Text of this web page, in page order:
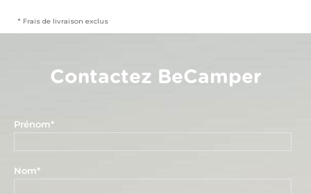
* Frais de livraison exclus
Contactez BeCamper
Prénom*
Nom*